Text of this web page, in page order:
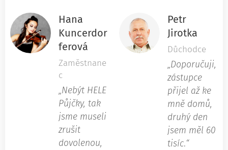
Hana
Kuncerdor
ferová
Zaměstnane
c
„Nebýt HELE
Půjčky, tak
jsme museli
zrušit
dovolenou,
Petr
Jirotka
Důchodce
„Doporučuji,
zástupce
přijel až ke
mně domů,
druhý den
jsem měl 60
tisíc.“